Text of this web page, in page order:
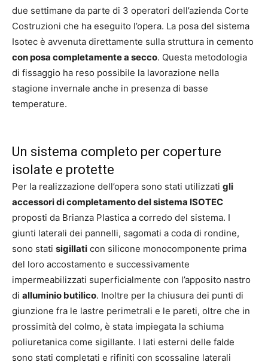
due settimane da parte di 3 operatori dell’azienda Corte
Costruzioni che ha eseguito l’opera. La posa del sistema
Isotec è avvenuta direttamente sulla struttura in cemento
con posa completamente a secco. Questa metodologia
di fissaggio ha reso possibile la lavorazione nella
stagione invernale anche in presenza di basse
temperature.
Un sistema completo per coperture
isolate e protette
Per la realizzazione dell’opera sono stati utilizzati gli
accessori di completamento del sistema ISOTEC
proposti da Brianza Plastica a corredo del sistema. I
giunti laterali dei pannelli, sagomati a coda di rondine,
sono stati sigillati con silicone monocomponente prima
del loro accostamento e successivamente
impermeabilizzati superficialmente con l’apposito nastro
di alluminio butilico. Inoltre per la chiusura dei punti di
giunzione fra le lastre perimetrali e le pareti, oltre che in
prossimità del colmo, è stata impiegata la schiuma
poliuretanica come sigillante. I lati esterni delle falde
sono stati completati e rifiniti con scossaline laterali